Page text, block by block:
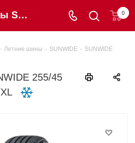
Летние шины SUNWIDE 255/45 R19 RS-one 104YXL купить в интернет-магазине «Шинторг» в Калининграде 0
- Летние шины - SUNWIDE - SUNWIDE
255/45